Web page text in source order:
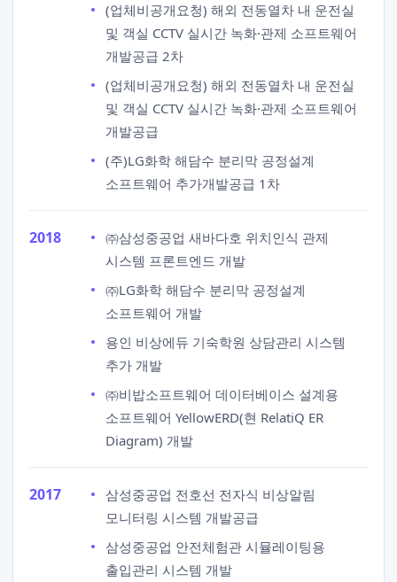
(업체비공개요청) 해외 전동열차 내 운전실
및 객실 CCTV 실시간 녹화·관제 소프트웨어
개발공급 2차
(업체비공개요청) 해외 전동열차 내 운전실
및 객실 CCTV 실시간 녹화·관제 소프트웨어
개발공급
(주)LG화학 해담수 분리막 공정설계
소프트웨어 추가개발공급 1차
2018
㈜삼성중공업 새바다호 위치인식 관제
시스템 프론트엔드 개발
㈜LG화학 해담수 분리막 공정설계
소프트웨어 개발
용인 비상에듀 기숙학원 상담관리 시스템
추가 개발
㈜비밥소프트웨어 데이터베이스 설계용
소프트웨어 YellowERD(현 RelatiQ ER
Diagram) 개발
2017
삼성중공업 전호선 전자식 비상알림
모니터링 시스템 개발공급
삼성중공업 안전체험관 시뮬레이팅용
출입관리 시스템 개발